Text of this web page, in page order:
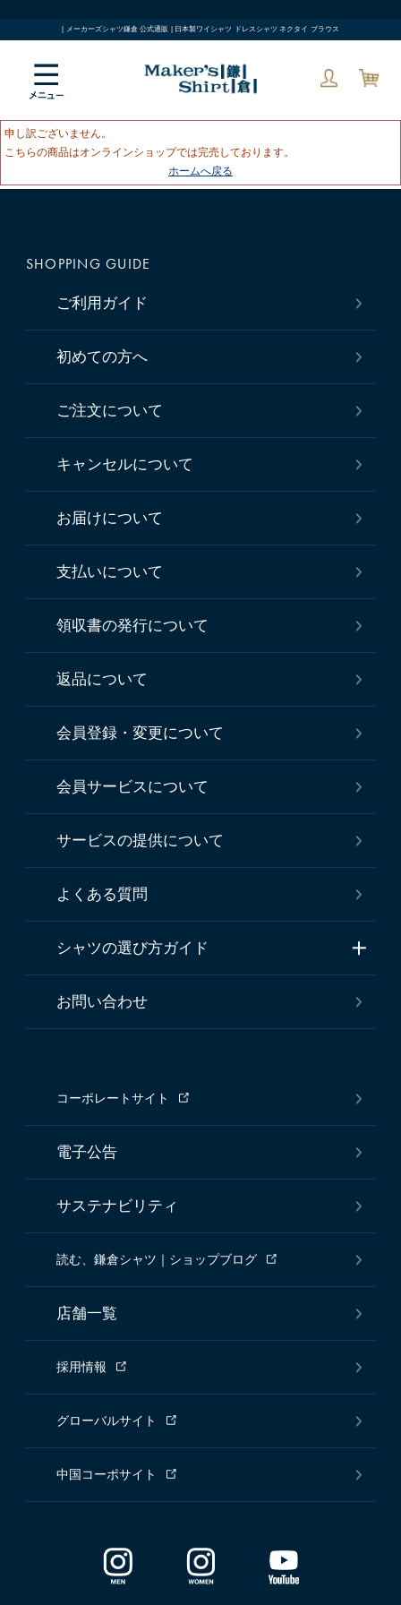
| メーカーズシャツ鎌倉 公式通販 | 日本製ワイシャツ ドレスシャツ ネクタイ ブラウス
申し訳ございません。
こちらの商品はオンラインショップでは完売しております。
ホームへ戻る
SHOPPING GUIDE
ご利用ガイド
初めての方へ
ご注文について
キャンセルについて
お届けについて
支払いについて
領収書の発行について
返品について
会員登録・変更について
会員サービスについて
サービスの提供について
よくある質問
シャツの選び方ガイド
お問い合わせ
コーポレートサイト
電子公告
サステナビリティ
読む、鎌倉シャツ｜ショップブログ
店舗一覧
採用情報
グローバルサイト
中国コーポサイト